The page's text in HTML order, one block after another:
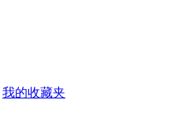
PS1440P02B
我的收藏夹